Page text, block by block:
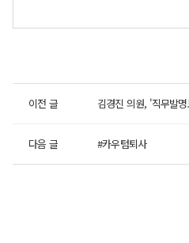
이전 글 김경진 의원, '직무발
다음 글 #카우텀퇴사